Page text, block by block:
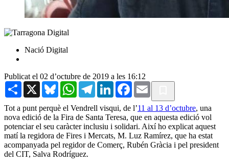
Nació Digital
Publicat el 02 d’octubre de 2019 a les 16:12
Share X BlueskyWhatsAppTelegramLinkedInFacebook
Email
Tot a punt perquè el Vendrell visqui, de l’11 al 13 d’octubre, una
nova edició de la Fira de Santa Teresa, que en aquesta edició vol
potenciar el seu caràcter inclusiu i solidari. Així ho explicat aquest
matí la regidora de Fires i Mercats, M. Luz Ramírez, que ha estat
acompanyada pel regidor de Comerç, Rubén Gràcia i pel president
del CIT, Salva Rodríguez.